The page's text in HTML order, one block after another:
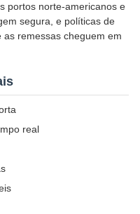
portos norte-americanos e
segura, e políticas de
remessas cheguem em
real